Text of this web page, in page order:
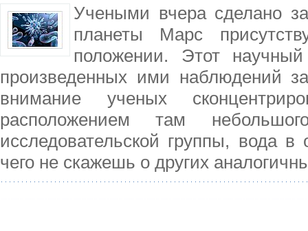
Учеными вчера сделано
планеты Марс
положении. Этот
произведенных ими наблюдений
внимание ученых
расположением там
исследовательской группы, вода
чего не скажешь о других